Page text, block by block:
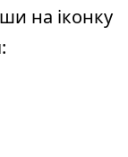
на іконку